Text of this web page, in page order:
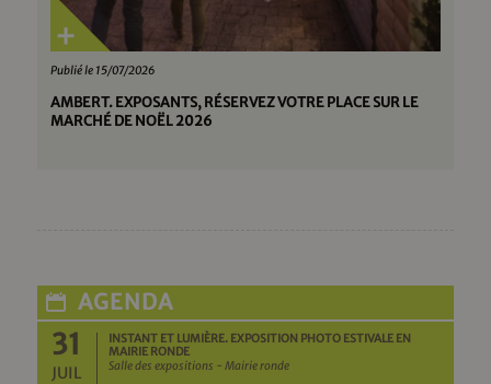
Publié le 15/07/2026
AMBERT. EXPOSANTS, RÉSERVEZ VOTRE PLACE SUR LE
MARCHÉ DE NOËL 2026
AGENDA
31
JUIL
INSTANT ET LUMIÈRE. EXPOSITION PHOTO ESTIVALE EN
MAIRIE RONDE
Salle des expositions - Mairie ronde